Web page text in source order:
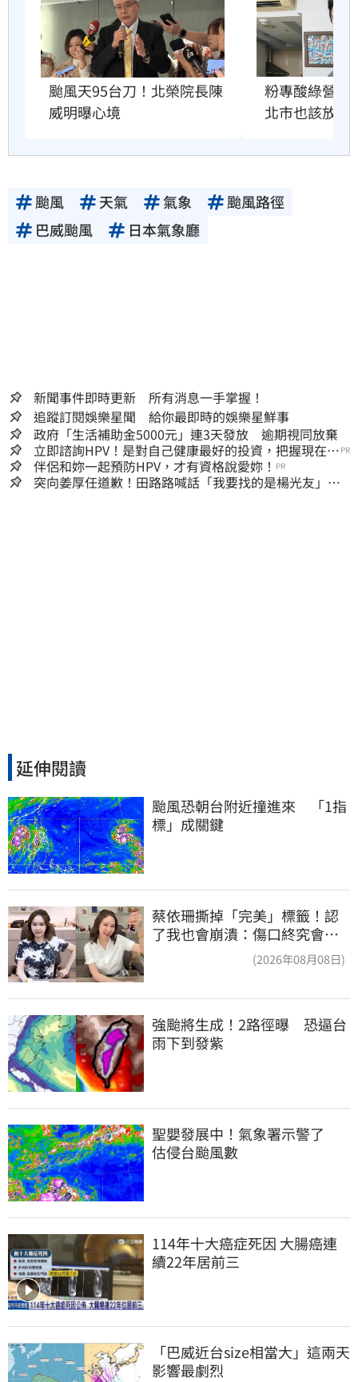
颱風天95台刀！北榮院長陳
威明曝心境
粉專酸綠營颱
北市也該放4天
颱風 天氣 氣象
颱風路徑
巴威颱風
日本氣象廳
新聞事件即時更新 所有消息一手掌握！
追蹤訂閱娛樂星聞 給你最即時的娛樂星鮮事
政府「生活補助金5000元」連3天發放 逾期視同放棄
立即諮詢HPV！是對自己健康最好的投資，把握現在不
嫌晚！
PR
伴侶和妳一起預防HPV，才有資格說愛妳！ PR
突向姜厚任道歉！田路路喊話「我要找的是楊光友」：
延伸閱讀
颱風恐朝台附近撞進來　「1指
標」成關鍵
蔡依珊撕掉「完美」標籤！認
了我也會崩潰：傷口終究會癒
(2026年08月08日)
強颱將生成！2路徑曝　恐逼台
雨下到發紫
聖嬰發展中！氣象署示警了
估侵台颱風數
114年十大癌症死因 大腸癌連
續22年居前三
「巴威近台size相當大」這兩天
影響最劇烈